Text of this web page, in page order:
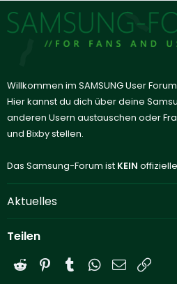
Willkommen im SAMSUNG User
Hier kannst du dich über deine
anderen Usern austauschen oder
und Bixby stellen.
Das Samsung-Forum ist KEIN
Aktuelles
Teilen
Reddit PinterestTumblrWhatsApp
E-Mail